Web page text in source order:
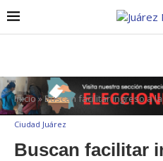
Inicio»Buscan facilitar ingreso a
Ciudad Juárez
Buscan facilitar